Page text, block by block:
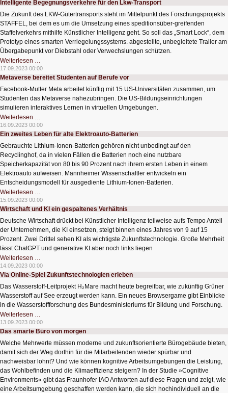
als
Technologie
Intelligente Begegnungsverkehre für den Lkw-Transport
Die Zukunft des LKW-Gütertransports steht im Mittelpunkt des Forschungsprojekts
STAFFEL, bei dem es um die Umsetzung eines speditionsüber-greifenden
Staffelverkehrs mithilfe Künstlicher Intelligenz geht. So soll das „Smart Lock“, dem
Prototyp eines smarten Verriegelungssystems. abgestellte, unbegleitete Trailer am
Übergabepunkt vor Diebstahl oder Verwechslungen schützen.
Weiterlesen …
Begegnungsverkehre
für
den
Transport
17.09.2023 00:00
Metaverse bereitet Studenten auf Berufe vor
Facebook-Mutter Meta arbeitet künftig mit 15 US-Universitäten zusammen, um
Studenten das Metaverse nahezubringen. Die US-Bildungseinrichtungen
simulieren interaktives Lernen in virtuellen Umgebungen.
Weiterlesen …
bereitet
Studenten
auf
vor
16.09.2023 00:00
Ein zweites Leben für alte Elektroauto-Batterien
Gebrauchte Lithium-Ionen-Batterien gehören nicht unbedingt auf den
Recyclinghof, da in vielen Fällen die Batterien noch eine nutzbare
Speicherkapazität von 80 bis 90 Prozent nach ihrem ersten Leben in einem
Elektroauto aufweisen. Mannheimer Wissenschaftler entwickeln ein
Entscheidungsmodell für ausgediente Lithium-Ionen-Batterien.
Weiterlesen …
zweites
Leben
für
Elektroauto-
Batterien
15.09.2023 00:00
Wirtschaft und KI ein gespaltenes Verhältnis
Deutsche Wirtschaft drückt bei Künstlicher Intelligenz teilweise aufs Tempo Anteil
der Unternehmen, die KI einsetzen, steigt binnen eines Jahres von 9 auf 15
Prozent. Zwei Drittel sehen KI als wichtigste Zukunftstechnologie. Große Mehrheit
lässt ChatGPT und generative KI aber noch links liegen
Weiterlesen …
und
KI
ein
Verhältnis
14.09.2023 00:00
Via Online-Spiel Zukunftstechnologien erleben
Das Wasserstoff-Leitprojekt H₂Mare macht heute begreifbar, wie zukünftig Grüner
Wasserstoff auf See erzeugt werden kann. Ein neues Browsergame gibt Einblicke
in die Wasserstoffforschung des Bundesministeriums für Bildung und Forschung.
Weiterlesen …
Online-
Spiel
Zukunftstechnologien
13.09.2023 00:00
Das smarte Büro von morgen
Welche Mehrwerte müssen moderne und zukunftsorientierte Bürogebäude bieten,
damit sich der Weg dorthin für die Mitarbeitenden wieder spürbar und
nachweisbar lohnt? Und wie können kognitive Arbeitsumgebungen die Leistung,
das Wohlbefinden und die Klimaeffizienz steigern? In der Studie »Cognitive
Environments« gibt das Fraunhofer IAO Antworten auf diese Fragen und zeigt, wie
eine Arbeitsumgebung geschaffen werden kann, die sich hochindividuell an die